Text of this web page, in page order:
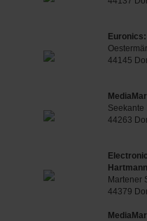
44145
Seekante
44263
Hartmann
Martener
44379